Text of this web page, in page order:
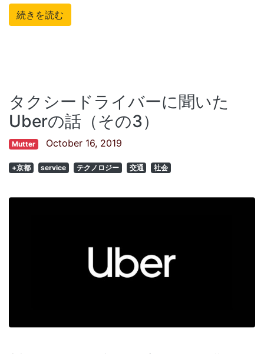
続きを読む
タクシードライバーに聞いた
Uberの話（その3）
Mutter October 16, 2019
+京都 service テクノロジー 交通 社会